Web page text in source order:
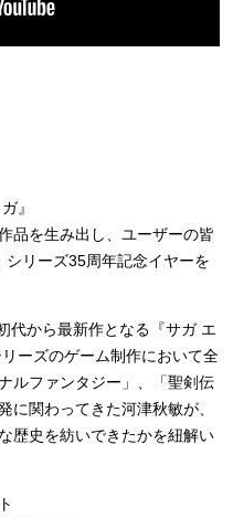
』
品を生み出し、ユーザーの皆
リーズ35周年記念イヤーを
代から最新作となる『サガ エ
ーズのゲーム制作において全
ルファンタジー」、「聖剣伝
に関わってきた河津秋敏が、
歴史を紡いできたかを紐解い